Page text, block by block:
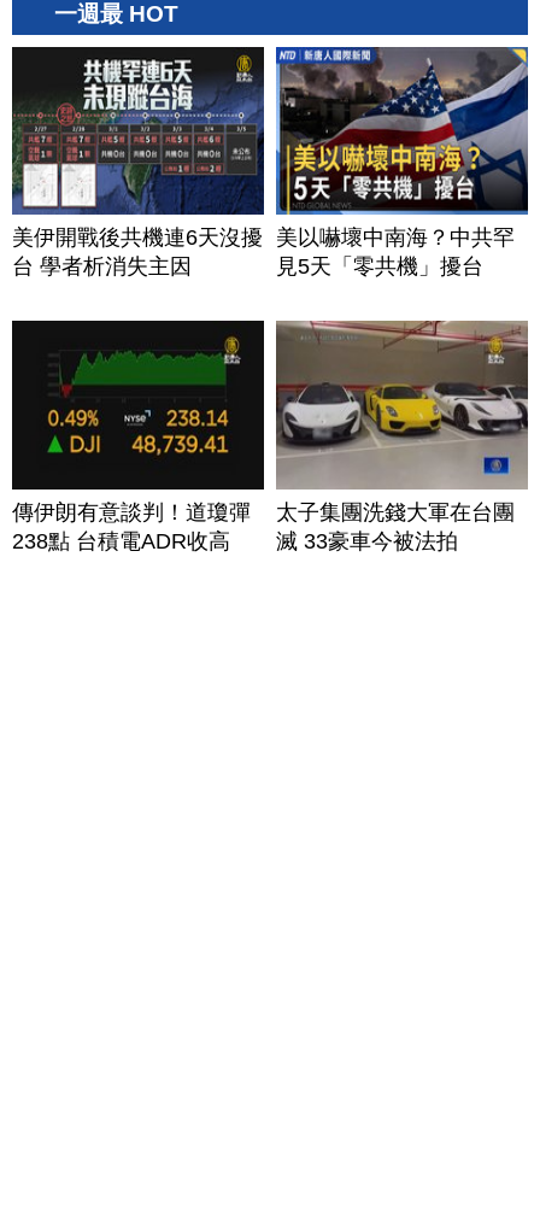
一週最 HOT
美伊開戰後共機連6天沒擾
台 學者析消失主因
美以嚇壞中南海？中共罕
見5天「零共機」擾台
傳伊朗有意談判！道瓊彈
238點 台積電ADR收高
太子集團洗錢大軍在台團
滅 33豪車今被法拍